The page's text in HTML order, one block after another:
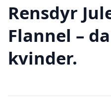
Rensdyr
Flannel –
kvinder.